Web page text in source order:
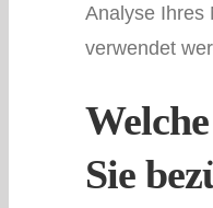
Analyse Ihres
verwendet
Sie